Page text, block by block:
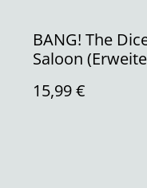
BANG! The
Saloon
15,99 €